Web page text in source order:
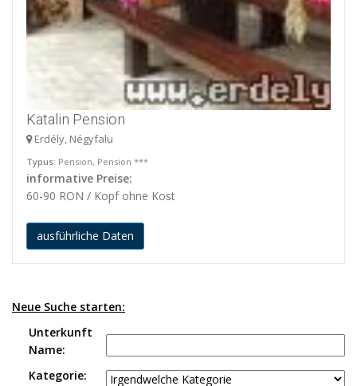
Katalin Pension
Erdély, Négyfalu
Typus: Pension, Pension ***
informative Preise:
60-90 RON / Kopf ohne Kost
ausführliche Daten
Neue Suche starten:
Unterkunft
Name:
Kategorie: